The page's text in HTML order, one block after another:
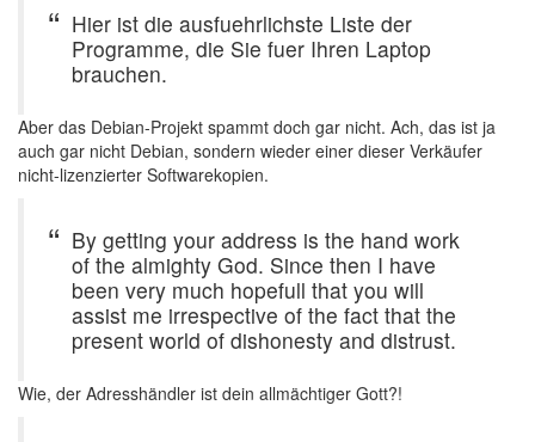
Hier ist die ausfuehrlichste Liste der
Programme, die Sie fuer Ihren Laptop
brauchen.
Aber das Debian-Projekt spammt doch gar nicht. Ach, das ist ja
auch gar nicht Debian, sondern wieder einer dieser Verkäufer
nicht-lizenzierter Softwarekopien.
By getting your address is the hand work
of the almighty God. Since then I have
been very much hopefull that you will
assist me irrespective of the fact that the
present world of dishonesty and distrust.
Wie, der Adresshändler ist dein allmächtiger Gott?!